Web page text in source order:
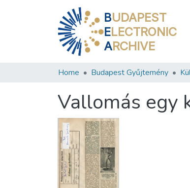
BUDAPEST
ELECTRONIC
ARCHIVE
Home Budapest Gyűjtemény
Vallomás egy